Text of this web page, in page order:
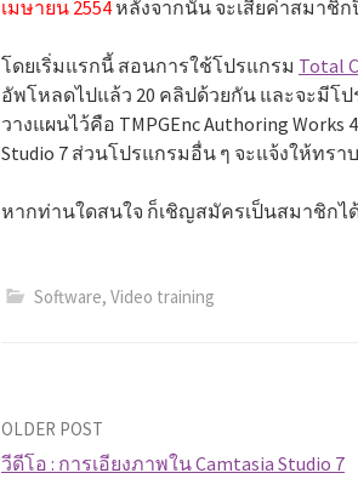
เมษายน 2554หลังจากนั้น จะเสียค่าสมาชิก
โดยเริ่มแรกนี้ สอนการใช้โปรแกรม Total
อัพโหลดไปแล้ว 20 คลิปด้วยกัน และจะมีโ
วางแผนไว้คือ TMPGEnc Authoring Works
Studio 7 ส่วนโปรแกรมอื่น ๆ จะแจ้งให้ทรา
หากท่านใดสนใจ ก็เชิญสมัครเป็นสมาชิกไ
Software, Video training
OLDER POST
วีดีโอ : การเอียงภาพใน Camtasia Studio 7